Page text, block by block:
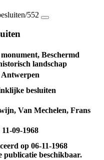
552
Beschermd
landschap
Antwerpen
besluiten
Van Mechelen, Frans
11-09-1968
op 06-11-1968
publicatie beschikbaar.